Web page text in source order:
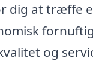
dig at træffe
og